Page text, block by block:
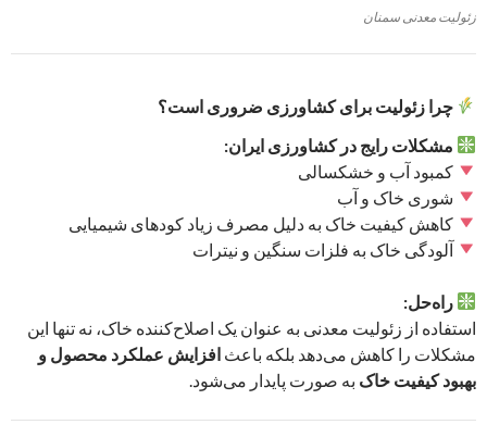
زئولیت معدنی سمنان
چرا زئولیت برای کشاورزی ضروری است؟
مشکلات رایج در کشاورزی ایران:
کمبود آب و خشکسالی
شوری خاک و آب
کاهش کیفیت خاک به دلیل مصرف زیاد کودهای شیمیایی
آلودگی خاک به فلزات سنگین و نیترات
راه‌حل:
استفاده از زئولیت معدنی به عنوان یک اصلاح‌کننده خاک، نه تنها این
مشکلات را کاهش می‌دهد بلکه باعث افزایش عملکرد محصول و
بهبود کیفیت خاک به صورت پایدار می‌شود.